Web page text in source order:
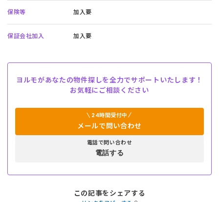
保険等 加入要
保証会社加入 加入要
ヨルモがあなたの物件探しを全力でサポートいたします！
お気軽にご相談ください
24時間受付中
メールで問い合わせ
電話で問い合わせ
電話する
この記事をシェアする